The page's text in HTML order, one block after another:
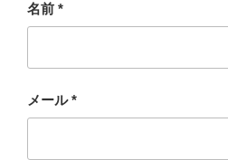
名前 *
メール*